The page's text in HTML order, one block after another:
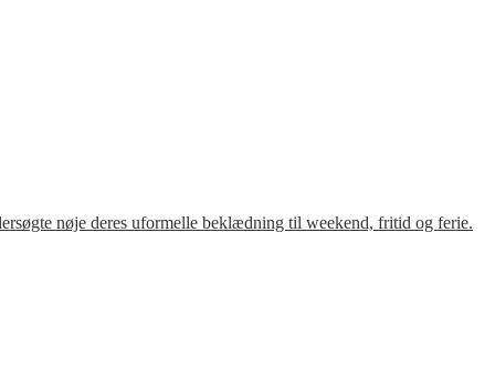
nøje deres uformelle beklædning til weekend, fritid og ferie.